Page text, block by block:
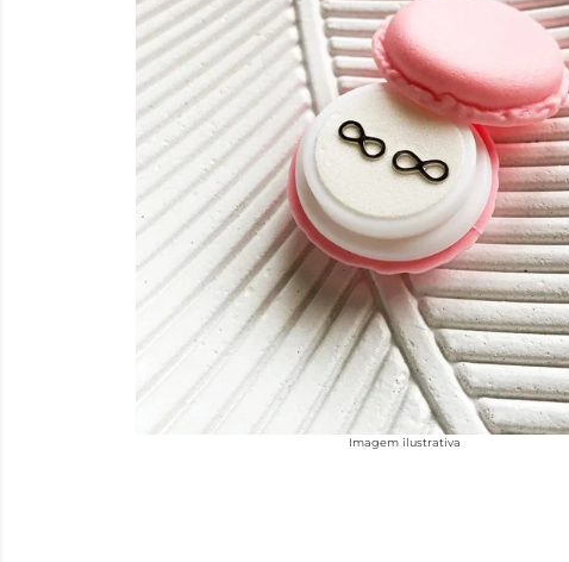
Imagem ilustrativa